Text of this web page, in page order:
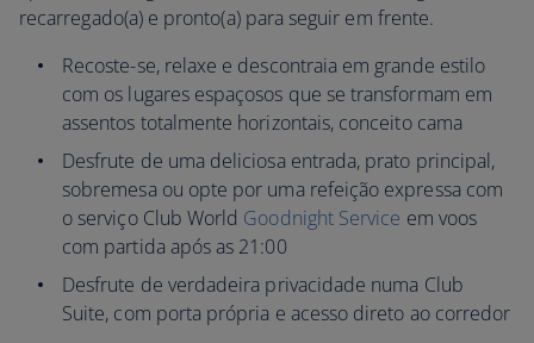
recarregado(a) e pronto(a) para seguir em frente.
Recoste-se, relaxe e descontraia em grande estilo
com os lugares espaçosos que se transformam em
assentos totalmente horizontais, conceito cama
Desfrute de uma deliciosa entrada, prato principal,
sobremesa ou opte por uma refeição expressa com
o serviço Club World Goodnight Service em voos
com partida após as 21:00
Desfrute de verdadeira privacidade numa Club
Suite, com porta própria e acesso direto ao corredor